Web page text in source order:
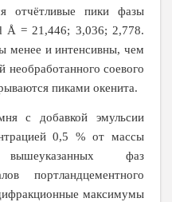
отчётливые пики фазы
Å = 21,446; 3,036; 2,778.
менее и интенсивны, чем
необработанного соевого
пиками окенита.
с добавкой эмульсии
0,5 % от массы
фаз
портландцементного
максимумы